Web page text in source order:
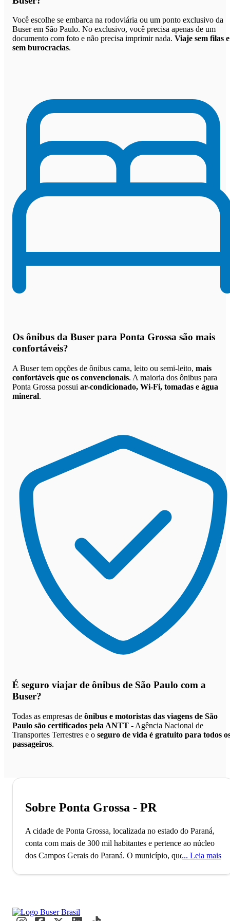
Você escolhe se embarca na rodoviária ou um ponto exclusivo da
Buser em São Paulo. No exclusivo, você precisa apenas de um
documento com foto e não precisa imprimir nada. Viaje sem filas e
sem burocracias.
Os ônibus da Buser para Ponta Grossa são mais
confortáveis?
A Buser tem opções de ônibus cama, leito ou semi-leito, mais
confortáveis que os convencionais. A maioria dos ônibus para
Ponta Grossa possui ar-condicionado, Wi-Fi, tomadas e água
mineral.
É seguro viajar de ônibus de São Paulo com a
Buser?
Todas as empresas de ônibus e motoristas das viagens de São
Paulo são certificados pela ANTT - Agência Nacional de
Transportes Terrestres e o seguro de vida é gratuito para todos
passageiros.
Sobre Ponta Grossa - PR
A cidade de Ponta Grossa, localizada no estado do Paraná,
conta com mais de 300 mil habitantes e pertence ao núcleo
dos Campos Gerais do Paraná. O município, que é
Itaiacoca, Guaragi, Uvaia e Periquitos.
Leia mais